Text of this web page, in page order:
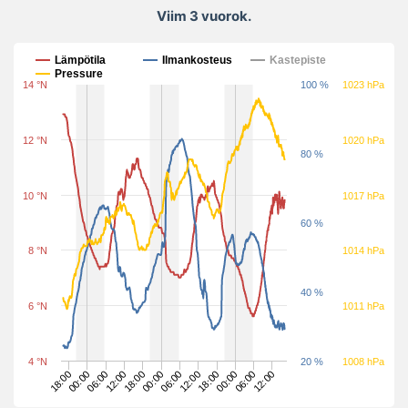
Viim 3 vuorok.
Viim 3 vuorok.
Lämpötila Ilmankosteus
Kastepiste
Pressure
00:00 12:00 00:00 12:00 00:00 12:00
18:00 06:00 18:00 06:00 18:00 06:00
4 °N
6 °N
8 °N
10 °N
12 °N
14 °N
20 %
40 %
60 %
80 %
100 %
1008 hPa
1011 hPa
1014 hPa
1017 hPa
1020 hPa
1023 hPa